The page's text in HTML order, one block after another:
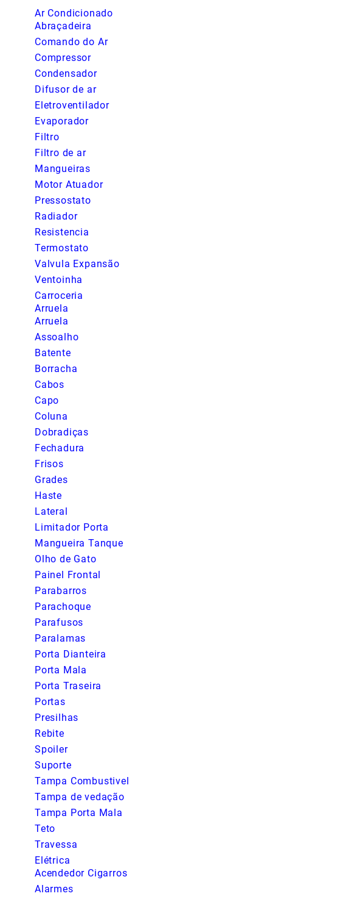
Ar Condicionado
Abraçadeira
Comando do Ar
Compressor
Condensador
Difusor de ar
Eletroventilador
Evaporador
Filtro
Filtro de ar
Mangueiras
Motor Atuador
Pressostato
Radiador
Resistencia
Termostato
Valvula Expansão
Ventoinha
Carroceria
Arruela
Arruela
Assoalho
Batente
Borracha
Cabos
Capo
Coluna
Dobradiças
Fechadura
Frisos
Grades
Haste
Lateral
Limitador Porta
Mangueira Tanque
Olho de Gato
Painel Frontal
Parabarros
Parachoque
Parafusos
Paralamas
Porta Dianteira
Porta Mala
Porta Traseira
Portas
Presilhas
Rebite
Spoiler
Suporte
Tampa Combustivel
Tampa de vedação
Tampa Porta Mala
Teto
Travessa
Elétrica
Acendedor Cigarros
Alarmes